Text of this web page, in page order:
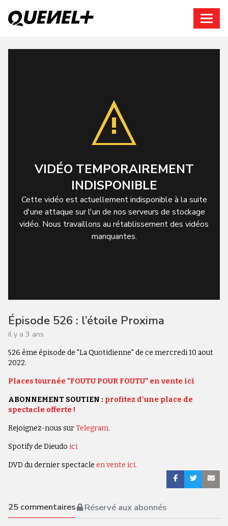
VIDÉO TEMPORAIREMENT
INDISPONIBLE
Cette vidéo est actuellement indisponible à la suite
d'une attaque sur l'un de nos serveurs de stockage
vidéo. Nous travaillons au rétablissement des vidéos
manquantes.
Épisode 526 : l’étoile Proxima
il y a 3 ans
526 ème épisode de "La Quotidienne" de ce mercredi 10 aout
2022.
Places tournée "FOUTU POUR FOUTU" en vente ici
ABONNEMENT SOUTIEN : profitez d'une place de
spectacle offerte !
Rejoignez-nous surTelegram.
Spotify de Dieudo ici
DVD du dernier spectacle en vente ici.
25commentaires Réservé aux abonnés